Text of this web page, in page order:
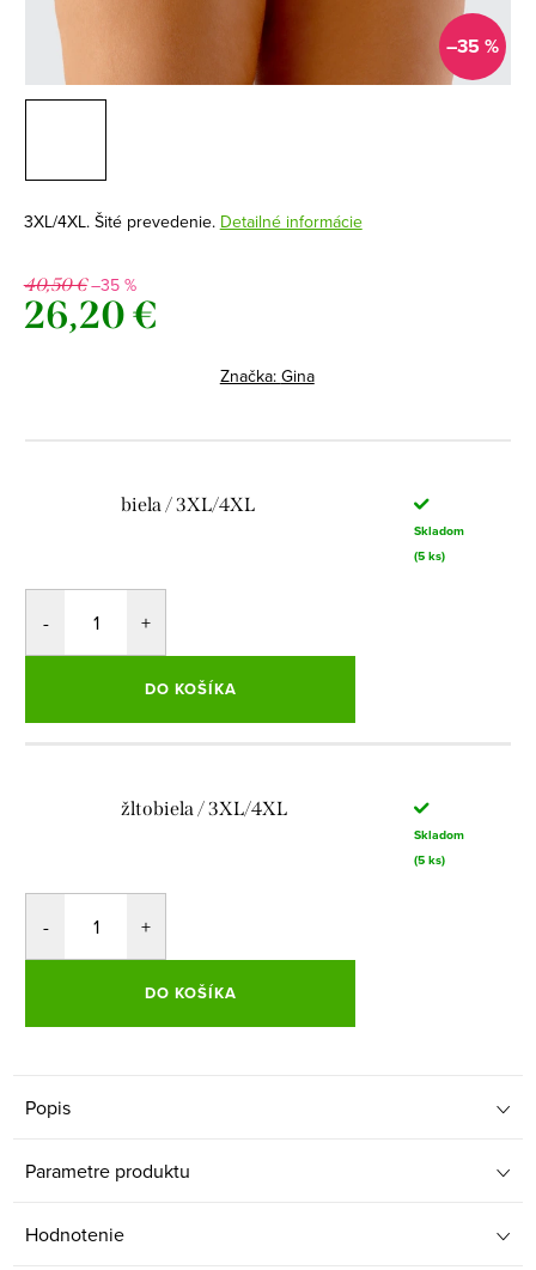
–35 %
3XL/4XL. Šité prevedenie. Detailné informácie
40,50 €–35 %
26,20 €
Značka: Gina
biela / 3XL/4XL
Skladom
(5 ks)
DO KOŠÍKA
žltobiela / 3XL/4XL
Skladom
(5 ks)
DO KOŠÍKA
Popis
Parametre produktu
Hodnotenie